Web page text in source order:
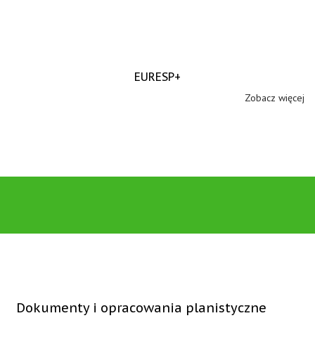
EURESP+
Zobacz więcej
Dokumenty i opracowania planistyczne